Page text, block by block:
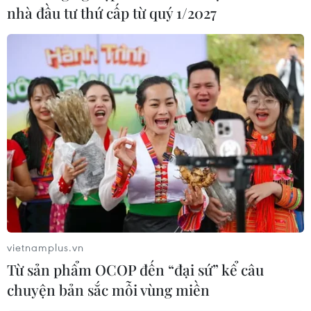
ASEAN Cup 2026 ngày 8/8: Xác định
đối thủ của đội tuyển Việt Nam ở bán
kết
08/08/2026 03:50
Tuyển Việt Nam giành vé vào
bán kết, vì sao ông Kim Sang-sik vẫn
không vui?
08/08/2026 03:37
Ông Kim Sang-sik trăn trở gì về
hàng phòng ngự trước bán kết
ASEAN Cup?
nhà đầu tư thứ cấp từ quý 1/2027
vietnamplus.vn
Từ sản phẩm OCOP đến “đại sứ” kể câu
chuyện bản sắc mỗi vùng miền